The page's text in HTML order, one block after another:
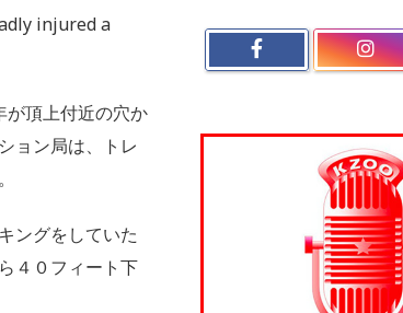
injured a
が頂上付近の穴か
ョン局は、トレ
ングをしていた
４０フィート下